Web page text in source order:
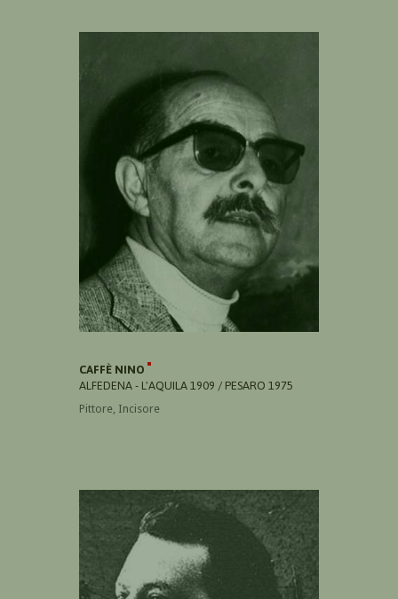
CAFFÈ NINO
ALFEDENA - L'AQUILA 1909 / PESARO 1975
Pittore, Incisore